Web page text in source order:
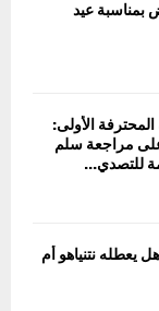
بمناسبة عيد
الأولى:
مراجعة سلم
للتصدي...
يعطله نتنياهو أم